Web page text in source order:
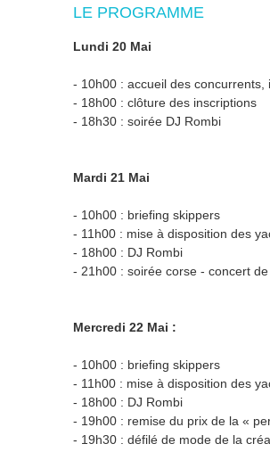
LE PROGRAMME
Lundi 20 Mai
- 10h00 : accueil des
- 18h00 : clôture des inscriptions
- 18h30 : soirée DJ Rombi
Mardi 21 Mai
- 10h00 : briefing skippers
- 11h00 : mise à disposition des
- 18h00 : DJ Rombi
- 21h00 : soirée corse - concert
Mercredi 22 Mai :
- 10h00 : briefing skippers
- 11h00 : mise à disposition des
- 18h00 : DJ Rombi
- 19h00 : remise du prix de la «
- 19h30 : défilé de mode de la